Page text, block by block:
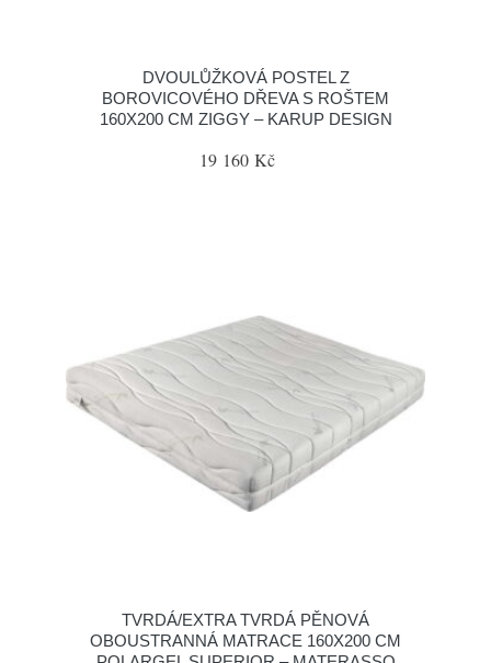
DVOULŮŽKOVÁ POSTEL Z
BOROVICOVÉHO DŘEVA S ROŠTEM
160X200 CM ZIGGY – KARUP DESIGN
19 160 Kč
TVRDÁ/EXTRA TVRDÁ PĚNOVÁ
OBOUSTRANNÁ MATRACE 160X200 CM